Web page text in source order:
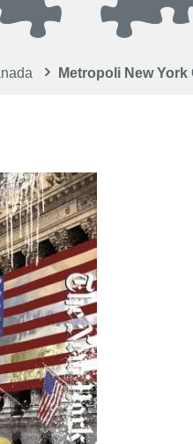
Metropoli New York